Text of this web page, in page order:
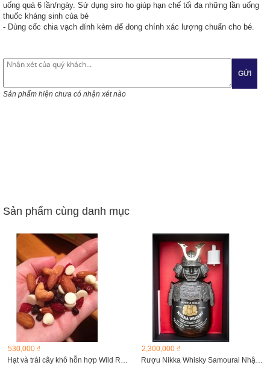
uống quá 6 lần/ngày. Sử dụng siro ho giúp hạn chế tối đa những lần uống
thuốc kháng sinh của bé
- Dùng cốc chia vạch đính kèm để đong chính xác lượng chuẩn cho bé.
GỬI
Sản phẩm hiện chưa có nhận xét nào
Sản phẩm cùng danh mục
530,000 ₫
Hạt và trái cây khô hỗn hợp Wild Roots Coastal Berry...
2,300,000 ₫
Rượu Nikka Whisky Samourai Nhật Bản 750ml